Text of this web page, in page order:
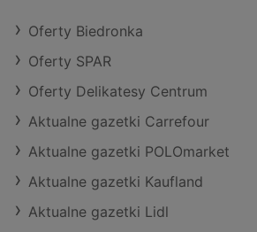
Oferty Biedronka
Oferty SPAR
Oferty Delikatesy Centrum
Aktualne gazetki Carrefour
Aktualne gazetki POLOmarket
Aktualne gazetki Kaufland
Aktualne gazetki Lidl